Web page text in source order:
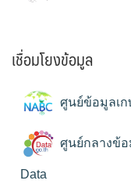
เชื่อมโยงข้อมูล
ศูนย์ข้อมูลเก
ศูนย์กลางข้อ
Data